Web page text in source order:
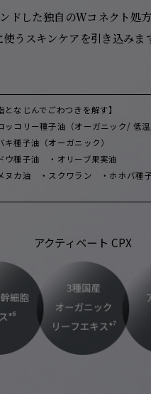
ドした独自のＷコネクト処方
使うスキンケアを引き込みま
となじんでごわつきを解す】
ッコリー種子油（オーガニック/ 低
キ種子油（オーガニック）
ウ種子油 ・オリーブ果実油
ヌカ油 ・スクワラン ・ホホバ種
アクティベート CPX